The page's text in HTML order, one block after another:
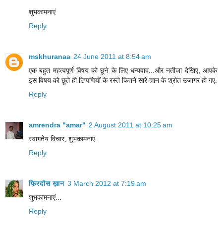
शुभकामनाएं
Reply
mskhuranaa 24 June 2011 at 8:54 am
एक बहुत महत्वपूर्ण विषय को छूने के लिए धन्यवाद...और नतीजा देखिए, आपके
इस विषय को छूते ही टिप्पणियों के रस्ते कितने सारे ज्ञान के श्रोत उजागर हो गए.
Reply
amrendra "amar" 2 August 2011 at 10:25 am
स्‍वागतेय विचार, शुभकामनाएं.
Reply
फ़िरदौस ख़ान 3 March 2012 at 7:19 am
शुभकामनाएं...
Reply